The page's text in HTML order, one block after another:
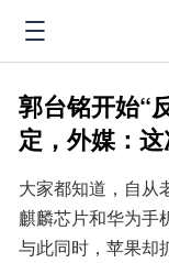
郭台铭开始“
定，外媒：
大家都知道，自从
麒麟芯片和华为手
与此同时，苹果却